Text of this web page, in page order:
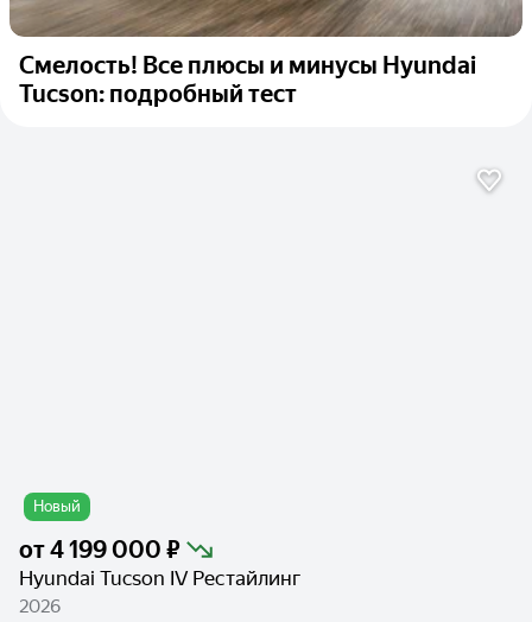
Смелость! Все плюсы и минусы Hyundai
Tucson: подробный тест
Новый
от4 199 000 ₽
Hyundai Tucson IV Рестайлинг
2026